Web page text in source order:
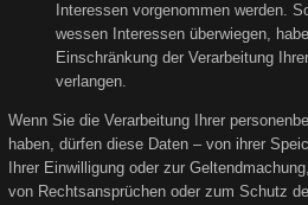
Interessen vorgenommen werden.
wessen Interessen überwiegen,
Einschränkung der Verarbeitung
verlangen.
Wenn Sie die Verarbeitung Ihrer
haben, dürfen diese Daten – von ihrer
Ihrer Einwilligung oder zur
von Rechtsansprüchen oder zum Schutz